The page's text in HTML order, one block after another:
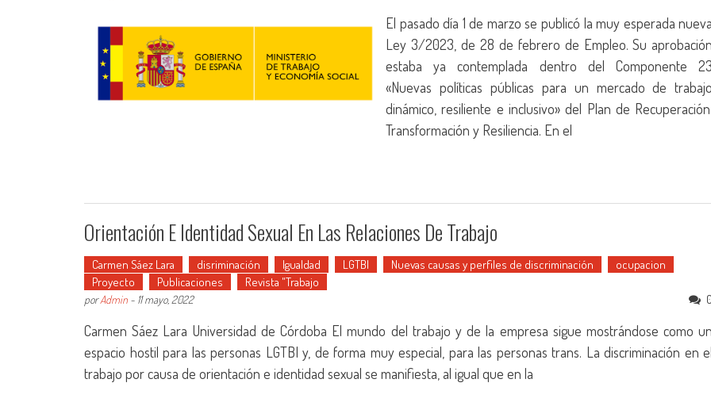
El pasado día 1 de marzo se publicó la muy esperada
Ley 3/2023, de 28 de febrero de Empleo. Su
estaba ya contemplada dentro del Componente
«Nuevas políticas públicas para un mercado de
dinámico, resiliente e inclusivo» del Plan de
Transformación y Resiliencia. En el
Orientación E Identidad Sexual En Las Relaciones De Trabajo
Carmen Sáez Lara disriminación Igualdad LGTBI Nuevas causas y perfiles de discriminación
ocupacion
Proyecto
Publicaciones Revista "Trabajo
porAdmin - 11 mayo, 2022
Carmen Sáez Lara Universidad de Córdoba El mundo del trabajo y de la empresa sigue mostrándose como
espacio hostil para las personas LGTBI y, de forma muy especial, para las personas trans. La discriminación en
trabajo por causa de orientación e identidad sexual se manifiesta, al igual que en la